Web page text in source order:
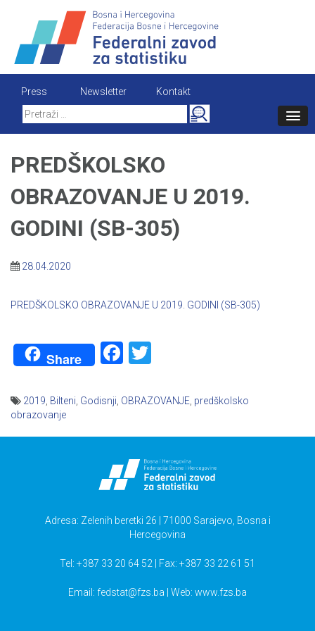
content
Press Newsletter
Kontakt
Search
for:
PREDŠKOLSKO
OBRAZOVANJE U 2019.
GODINI (SB-305)
28.04.2020
PREDŠKOLSKO OBRAZOVANJE U 2019. GODINI (SB-305)
Share Facebook
2019 Bilteni Godisnji OBRAZOVANJE predškolsko
obrazovanje
Adresa: Zelenih beretki 26 | 71000 Sarajevo, Bosna i
Hercegovina
Tel: +387 33 20 64 52 | Fax: +387 33 22 61 51
Email: fedstat@fzs.ba | Web: www.fzs.ba